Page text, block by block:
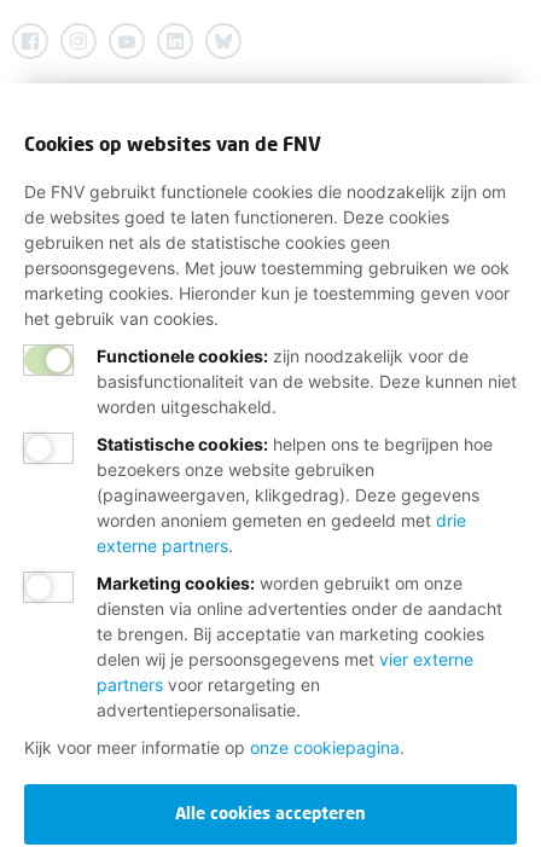
Cookies op websites van de FNV
De FNV gebruikt functionele cookies die noodzakelijk zijn om
de websites goed te laten functioneren. Deze cookies
gebruiken net als de statistische cookies geen
persoonsgegevens. Met jouw toestemming gebruiken we ook
marketing cookies. Hieronder kun je toestemming geven voor
het gebruik van cookies.
Functionele cookies: zijn noodzakelijk voor de
basisfunctionaliteit van de website. Deze kunnen niet
worden uitgeschakeld.
Statistische cookies: helpen ons te begrijpen hoe
bezoekers onze website gebruiken
(paginaweergaven, klikgedrag). Deze gegevens
worden anoniem gemeten en gedeeld met drie
externe partners.
Marketing cookies: worden gebruikt om onze
diensten via online advertenties onder de aandacht
te brengen. Bij acceptatie van marketing cookies
delen wij je persoonsgegevens met vier externe
partners voor retargeting en
advertentiepersonalisatie.
Kijk voor meer informatie op onze cookiepagina.
Alle cookies accepteren